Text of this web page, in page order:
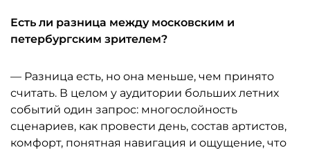
Есть ли разница между московским и
петербургским зрителем?
— Разница есть, но она меньше, чем принято
считать. В целом у аудитории больших летних
событий один запрос: многослойность
сценариев, как провести день, состав артистов,
комфорт, понятная навигация и ощущение, что